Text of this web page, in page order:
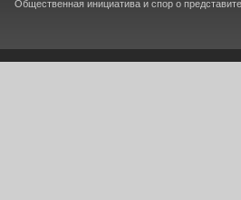
Общественная инициатива и спор о